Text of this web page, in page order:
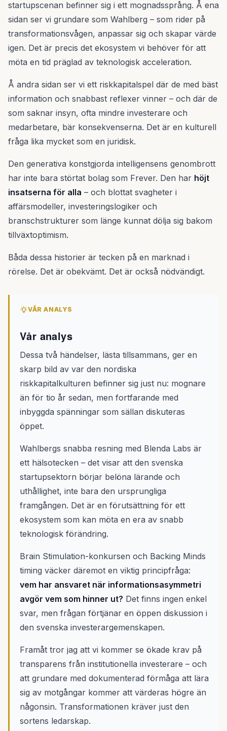
startupscenan befinner sig i ett mognadssprång. Å ena
sidan ser vi grundare som Wahlberg – som rider på
transformationsvågen, anpassar sig och skapar värde
igen. Det är precis det ekosystem vi behöver för att
möta en tid präglad av teknologisk acceleration.
Å andra sidan ser vi ett riskkapitalspel där de med bäst
information och snabbast reflexer vinner – och där de
som saknar insyn, ofta mindre investerare och
medarbetare, bär konsekvenserna. Det är en kulturell
fråga lika mycket som en juridisk.
Den generativa konstgjorda intelligensens genombrott
har inte bara störtat bolag som Frever. Den har höjt
insatserna för alla – och blottat svagheter i
affärsmodeller, investeringslogiker och
branschstrukturer som länge kunnat dölja sig bakom
tillväxtoptimism.
Båda dessa historier är tecken på en marknad i
rörelse. Det är obekvämt. Det är också nödvändigt.
VÅR ANALYS
Vår analys
Dessa två händelser, lästa tillsammans, ger en
skarp bild av var den nordiska
riskkapitalkulturen befinner sig just nu: mognare
än för tio år sedan, men fortfarande med
inbyggda spänningar som sällan diskuteras
öppet.
Wahlbergs snabba resning med Blenda Labs är
ett hälsotecken – det visar att den svenska
startupsektorn börjar belöna lärande och
uthållighet, inte bara den ursprungliga
framgången. Det är en förutsättning för ett
ekosystem som kan möta en era av snabb
teknologisk förändring.
Brain Stimulation-konkursen och Backing Minds
timing väcker däremot en viktig principfråga:
vem har ansvaret när informationsasymmetri
avgör vem som hinner ut? Det finns ingen enkel
svar, men frågan förtjänar en öppen diskussion i
den svenska investerargemenskapen.
Framåt tror jag att vi kommer se ökade krav på
transparens från institutionella investerare – och
att grundare med dokumenterad förmåga att lära
sig av motgångar kommer att värderas högre än
någonsin. Transformationen kräver just den
sortens ledarskap.